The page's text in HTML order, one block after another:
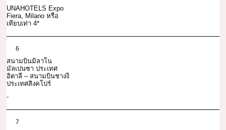
UNAHOTELS Expo
Fiera, Milano หรือ
เทียบเท่า 4*
6
สนามบินมิลาโน
มัลเปนซา ประเทศ
อิตาลี – สนามบินชางงี
ประเทศสิงคโปร์
-
7